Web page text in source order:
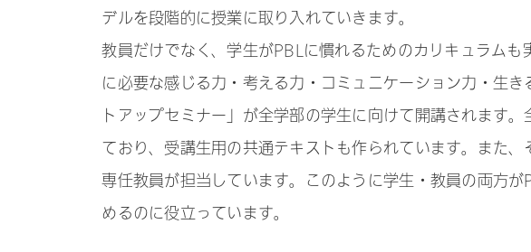
デルを段階的に授業に取り入れていきます。
教員だけでなく、学生がPBLに慣れるためのカリキュラム
に必要な感じる力・考える力・コミュニケーション力・生
トアップセミナー」が全学部の学生に向けて開講されます
ており、受講生用の共通テキストも作られています。また
専任教員が担当しています。このように学生・教員の両方
めるのに役立っています。